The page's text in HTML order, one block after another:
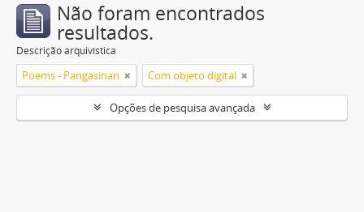
Não foram encontrados
resultados.
Descrição arquivística
Poems - Pangasinan Com objeto digital
Opções de pesquisa avançada